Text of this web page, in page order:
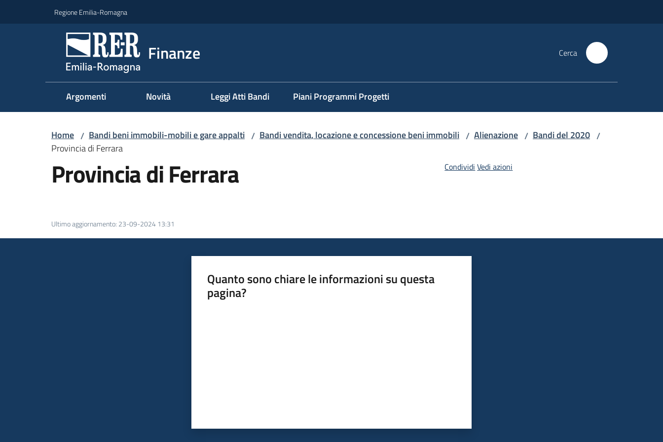
Regione Emilia-Romagna
Finanze Cerca
Argomenti Novità Leggi Atti Bandi Piani Programmi Progetti
Home / Bandi beni immobili-mobili e gare appalti / Bandi vendita, locazione e concessione beni immobili / Alienazione / Bandi del 2020 /
Provincia di Ferrara
Provincia di Ferrara Condividi Vedi azioni
Ultimo aggiornamento: 23-09-2024 13:31
Quanto sono chiare le informazioni su questa
pagina?